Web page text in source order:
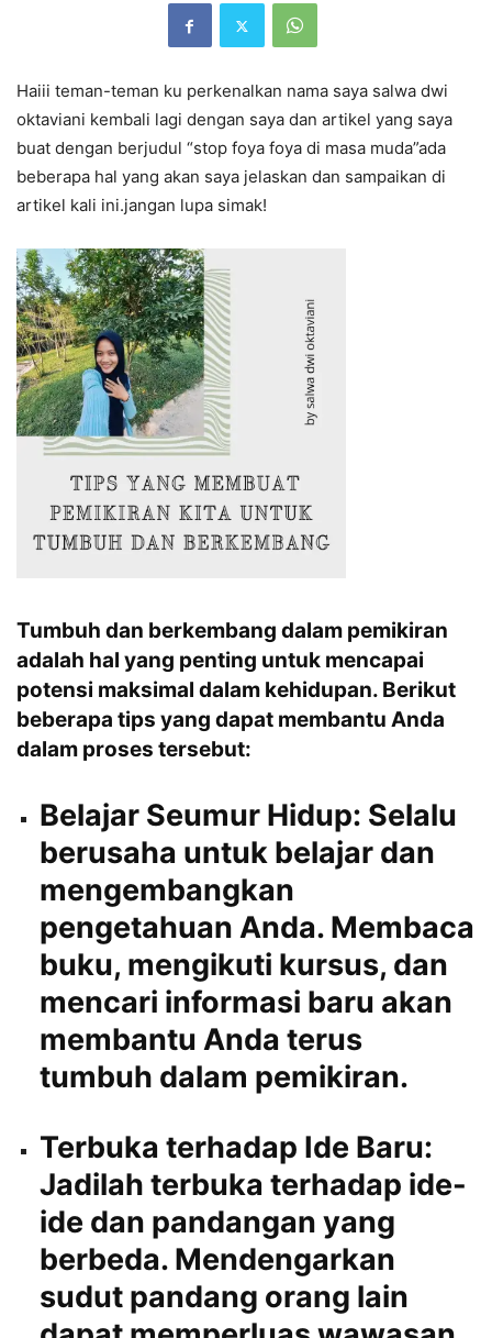
Haiii teman-teman ku perkenalkan nama saya salwa dwi
oktaviani kembali lagi dengan saya dan artikel yang saya
buat dengan berjudul “stop foya foya di masa muda”ada
beberapa hal yang akan saya jelaskan dan sampaikan di
artikel kali ini.jangan lupa simak!
Tumbuh dan berkembang dalam pemikiran
adalah hal yang penting untuk mencapai
potensi maksimal dalam kehidupan. Berikut
beberapa tips yang dapat membantu Anda
dalam proses tersebut:
Belajar Seumur Hidup: Selalu
berusaha untuk belajar dan
mengembangkan
pengetahuan Anda. Membaca
buku, mengikuti kursus, dan
mencari informasi baru akan
membantu Anda terus
tumbuh dalam pemikiran.
Terbuka terhadap Ide Baru:
Jadilah terbuka terhadap ide-
ide dan pandangan yang
berbeda. Mendengarkan
sudut pandang orang lain